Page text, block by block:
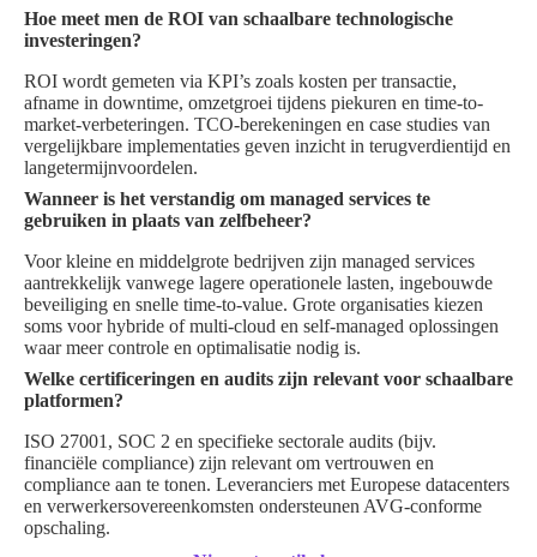
Hoe meet men de ROI van schaalbare technologische
investeringen?
ROI wordt gemeten via KPI’s zoals kosten per transactie,
afname in downtime, omzetgroei tijdens piekuren en time-to-
market-verbeteringen. TCO-berekeningen en case studies van
vergelijkbare implementaties geven inzicht in terugverdientijd en
langetermijnvoordelen.
Wanneer is het verstandig om managed services te
gebruiken in plaats van zelfbeheer?
Voor kleine en middelgrote bedrijven zijn managed services
aantrekkelijk vanwege lagere operationele lasten, ingebouwde
beveiliging en snelle time-to-value. Grote organisaties kiezen
soms voor hybride of multi-cloud en self-managed oplossingen
waar meer controle en optimalisatie nodig is.
Welke certificeringen en audits zijn relevant voor schaalbare
platformen?
ISO 27001, SOC 2 en specifieke sectorale audits (bijv.
financiële compliance) zijn relevant om vertrouwen en
compliance aan te tonen. Leveranciers met Europese datacenters
en verwerkersovereenkomsten ondersteunen AVG-conforme
opschaling.